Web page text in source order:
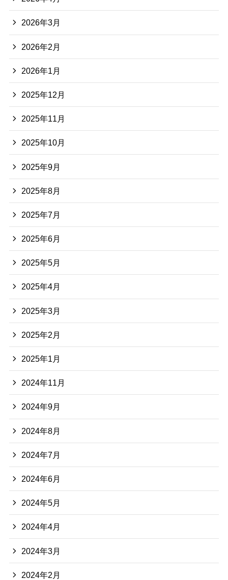
2026年3月
2026年2月
2026年1月
2025年12月
2025年11月
2025年10月
2025年9月
2025年8月
2025年7月
2025年6月
2025年5月
2025年4月
2025年3月
2025年2月
2025年1月
2024年11月
2024年9月
2024年8月
2024年7月
2024年6月
2024年5月
2024年4月
2024年3月
2024年2月